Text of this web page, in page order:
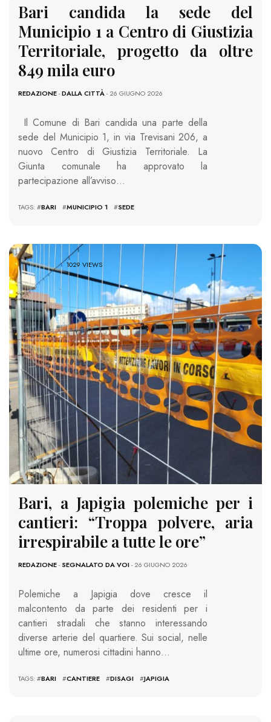
Bari candida la sede del
Municipio 1 a Centro di Giustizia
Territoriale, progetto da oltre
849 mila euro
REDAZIONE-DALLA CITTÀ- 26 GIUGNO 2026
Il Comune di Bari candida una parte della
sede del Municipio 1, in via Trevisani 206, a
nuovo Centro di Giustizia Territoriale. La
Giunta comunale ha approvato la
partecipazione all’avviso…
TAGS: #BARI #MUNICIPIO 1 #SEDE
1029 VIEWS
Bari, a Japigia polemiche per i
cantieri: “Troppa polvere, aria
irrespirabile a tutte le ore”
REDAZIONE-SEGNALATO DA VOI- 26 GIUGNO 2026
Polemiche a Japigia dove cresce il
malcontento da parte dei residenti per i
cantieri stradali che stanno interessando
diverse arterie del quartiere. Sui social, nelle
ultime ore, numerosi cittadini hanno…
TAGS: #BARI #CANTIERE #DISAGI #JAPIGIA